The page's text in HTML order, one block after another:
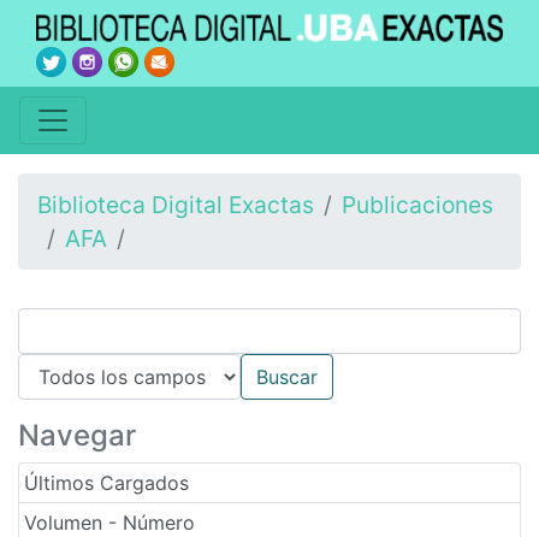
Biblioteca Digital Exactas
Publicaciones
AFA
Navegar
Últimos Cargados
Volumen - Número